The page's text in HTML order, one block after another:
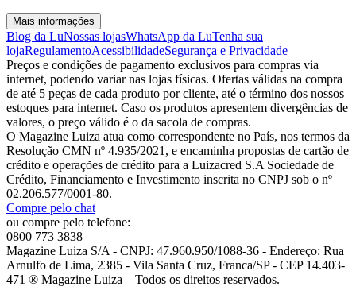
Mais informações
Blog da LuNossas lojasWhatsApp da LuTenha sua
lojaRegulamentoAcessibilidadeSegurança e Privacidade
Preços e condições de pagamento exclusivos para compras via
internet, podendo variar nas lojas físicas. Ofertas válidas na compra
de até 5 peças de cada produto por cliente, até o término dos nossos
estoques para internet. Caso os produtos apresentem divergências de
valores, o preço válido é o da sacola de compras.
O Magazine Luiza atua como correspondente no País, nos termos da
Resolução CMN nº 4.935/2021, e encaminha propostas de cartão de
crédito e operações de crédito para a Luizacred S.A Sociedade de
Crédito, Financiamento e Investimento inscrita no CNPJ sob o nº
02.206.577/0001-80.
Compre pelo chat
ou compre pelo telefone:
0800 773 3838
Magazine Luiza S/A - CNPJ: 47.960.950/1088-36 - Endereço: Rua
Arnulfo de Lima, 2385 - Vila Santa Cruz, Franca/SP - CEP 14.403-
471 ® Magazine Luiza – Todos os direitos reservados.